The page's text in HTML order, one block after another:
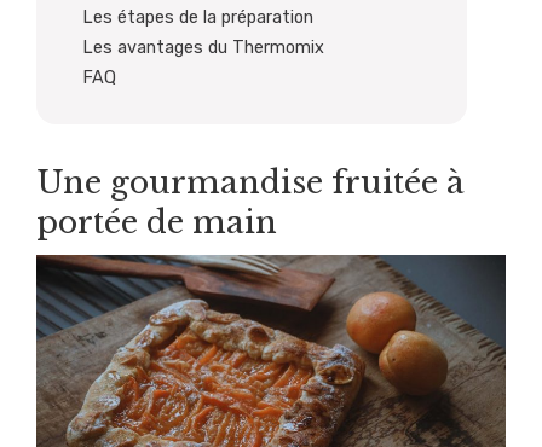
Les étapes de la préparation
Les avantages du Thermomix
FAQ
Une gourmandise fruitée à
portée de main